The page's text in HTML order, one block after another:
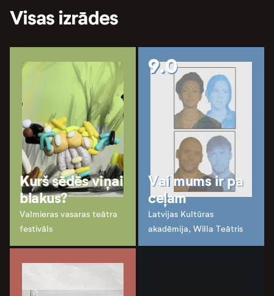
Visas izrādes
Kurš sēdēs viņai
blakus?
Valmieras vasaras teātra
festivāls
9.0
Vai mums ir pa
ceļam
Latvijas Kultūras
akadēmija, Willa Teātris